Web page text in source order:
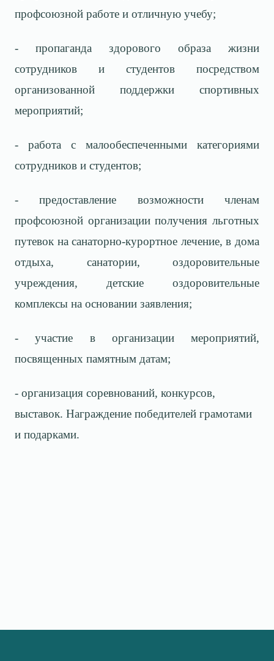
профсоюзной работе и отличную учебу;
- пропаганда здорового образа жизни
сотрудников и студентов посредством
организованной поддержки спортивных
мероприятий;
- работа с малообеспеченными категориями
сотрудников и студентов;
- предоставление возможности членам
профсоюзной организации получения льготных
путевок на санаторно-курортное лечение, в дома
отдыха, санатории, оздоровительные
учреждения, детские оздоровительные
комплексы на основании заявления;
- участие в организации мероприятий,
посвященных памятным датам;
- организация соревнований, конкурсов,
выставок. Награждение победителей грамотами
и подарками.